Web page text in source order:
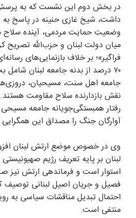
در بخش دوم این نشست که به
داشت، شیخ غازی حنینه در پاسخ به
وضعیت حمایت مردمی، آینده سلاح
میان دولت لبنان و حزب‌الله تصریح
۷۰ درصد از بدنه جامعه لبنان
جامعه اهل سنت، مسیحیان،
نقش بازدارنده سلاح مقاومت
رفتار همبستگی‌جویانه جامعه مسیحی
آوارگان جنگ را مصداق این همگرایی
وی در خصوص موضع ارتش لبنان
لبنان بر پایه تعریف رژیم
استوار است و فرماندهی ارتش نیز
فصیل و جریان اصیل لبنانی توصیف
احتمال تبدیل مناقشات سیاسی به
منتفی است.